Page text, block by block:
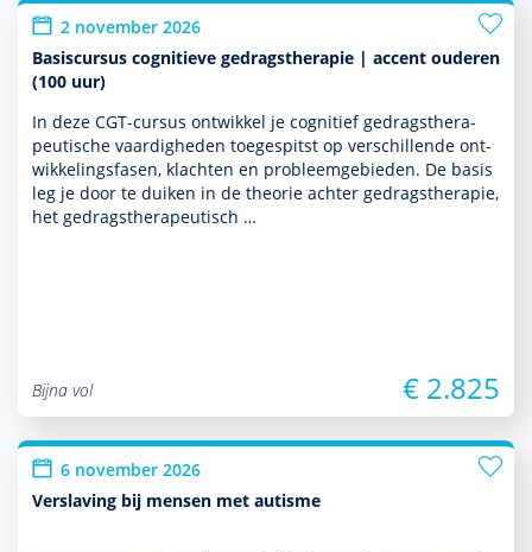
2 november 2026
Basiscursus cognitieve gedragstherapie | accent ouderen
(100 uur)
In deze CGT-cursus ontwik­kel je cognitief gedrags­thera­
peu­tische vaar­dig­heden toegespitst op ver­schil­lende ont­
wikke­lingsfasen, klachten en probleemgebieden. De basis
leg je door te duiken in de theorie achter gedrags­thera­pie,
het gedrags­thera­peu­tisch …
Bijna vol € 2.825
6 november 2026
Verslaving bij mensen met autisme